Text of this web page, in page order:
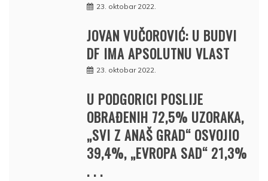
23. oktobar 2022.
JOVAN VUČOROVIĆ: U BUDVI
DF IMA APSOLUTNU VLAST
23. oktobar 2022.
U PODGORICI POSLIJE
OBRAĐENIH 72,5% UZORAKA,
„SVI Z ANAŠ GRAD“ OSVOJIO
39,4%, „EVROPA SAD“ 21,3%
. . .